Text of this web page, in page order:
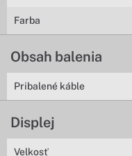
Farba
Obsah balenia
Pribalené káble
Displej
Velkosť